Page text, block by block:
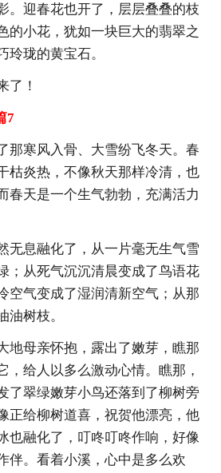
。迎春花也开了，层层叠叠的枝
的小花，犹如一块巨大的翡翠之
玲珑的黄宝石。
了！
7
那寒风入骨、大雪纷飞冬天。春
枯炎热，不像秋天那样冷清，也
春天是一个生气勃勃，充满活力
无息融化了，从一片毫无生气雪
；从死气沉沉清晨变成了鸟语花
空气变成了湿润清新空气；从那
油树枝。
地母亲怀抱，露出了嫩芽，瞧那
，给人以多么激动心情。瞧那，
了翠绿嫩芽小鸟还落到了柳树旁
正给柳树道喜，祝贺他漂亮，他
融化了，叮咚叮咚作响，好像
伴。看着小溪，心中是多么欢